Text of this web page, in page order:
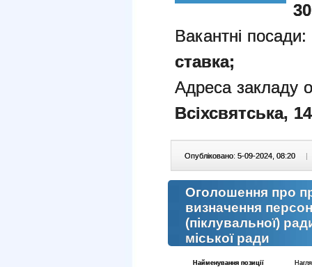
Вакантні
ставка;
Адреса закладу
Всіхсвятська, 14
Опубліковано: 5-09-2024, 08:20 |
Оголошення про
визначення
(піклувальної)
міської ради
Найменування позиції